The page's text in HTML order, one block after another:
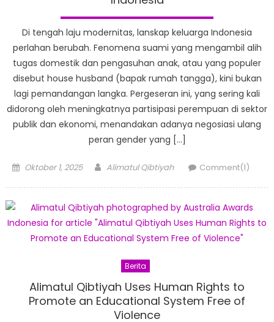
Di tengah laju modernitas, lanskap keluarga Indonesia
perlahan berubah. Fenomena suami yang mengambil alih
tugas domestik dan pengasuhan anak, atau yang populer
disebut house husband (bapak rumah tangga), kini bukan
lagi pemandangan langka. Pergeseran ini, yang sering kali
didorong oleh meningkatnya partisipasi perempuan di sektor
publik dan ekonomi, menandakan adanya negosiasi ulang
peran gender yang […]
Posted
Oktober 1, 2025 Author
Alimatul Qibtiyah Comment(1)
Berita
Alimatul Qibtiyah Uses Human Rights to
Promote an Educational System Free of
Violence